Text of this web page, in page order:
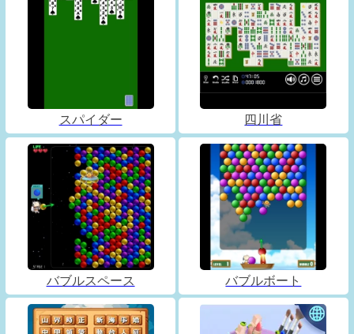
スパイダー 四川省
バブルスペース バブルボート